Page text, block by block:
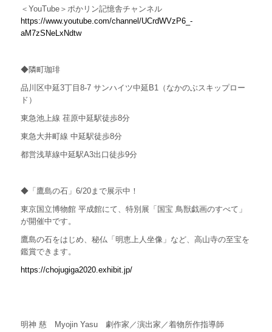
＜ YouTube ＞ポかリン記憶舎チャンネル
https://www.youtube.com/channel/UCrdWVzP6_-
aM7zSNeLxNdtw
◆隣町珈琲
品川区中延3丁目8-7 サンハイツ中延B1
（なかのぶスキップロー
ド）
東急池上線 荏原中延駅徒歩8分
東急大井町線 中延駅徒歩8分
都営浅草線中延駅A3出口徒歩9分
◆「鷹島の石」6/20まで展示中！
東京国立博物館 平成館にて、特別展「 国宝 鳥獣戯画のすべて」
が開催中です。
鷹島の石をはじめ、秘仏「明恵上人坐像」 など、高山寺の至宝を
鑑賞できます。
https://chojugiga2020.exhibit.jp/
明神 慈 Myojin Yasu 劇作家／演出家／着物所作指導師